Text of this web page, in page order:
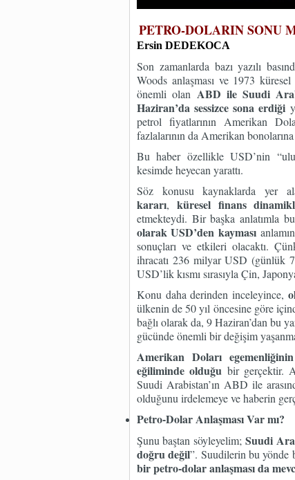
PETRO-DOLARIN SONU
Ersin DEDEKOCA
Son zamanlarda bazı yazılı
Woods anlaşması ve 1973 küresel
önemli olan ABD ile Suudi
Haziran’da sessizce sona erdiği
petrol fiyatlarının Amerikan
fazlalarının da Amerikan
Bu haber özellikle USD’nin
kesimde heyecan yarattı.
Söz konusu kaynaklarda yer
kararı,küresel finans
etmekteydi. Bir başka anlatımla
olarak USD’den kayması
sonuçları ve etkileri olacaktı.
ihracatı 236 milyar USD (günlük
USD’lik kısmı sırasıyla Çin,
Konu daha derinden inceleyince,
ülkenin de 50 yıl öncesine göre
bağlı olarak da, 9 Haziran’dan bu
gücünde önemli bir değişim
Amerikan Doları egemenliğinin
eğiliminde olduğu bir gerçektir.
Suudi Arabistan’ın ABD ile
olduğunu irdelemeye ve haberin
Petro-Dolar Anlaşması Var mı?
Şunu baştan söyleyelim;Suudi
doğru değil”. Suudilerin bu yönde
bir petro-dolar anlaşması da